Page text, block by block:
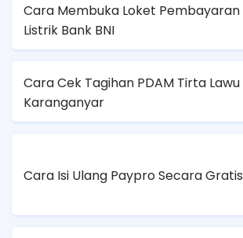
Cara Membuka Loket Pembayaran
Listrik Bank BNI
Cara Cek Tagihan PDAM Tirta Lawu
Karanganyar
Cara Isi Ulang Paypro Secara Gratis